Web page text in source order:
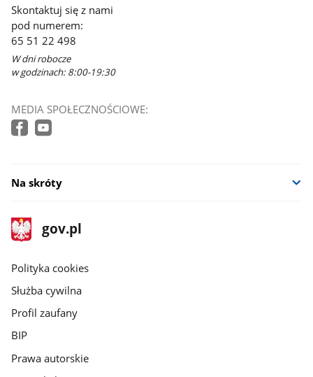
Skontaktuj się z nami
pod numerem:
65 51 22 498
W dni robocze
w godzinach: 8:00-19:30
MEDIA SPOŁECZNOŚCIOWE:
Na skróty
stopka
gov.pl
Strona
gov.pl
gov.pl
Polityka cookies
Służba cywilna
Profil zaufany
BIP
Prawa autorskie